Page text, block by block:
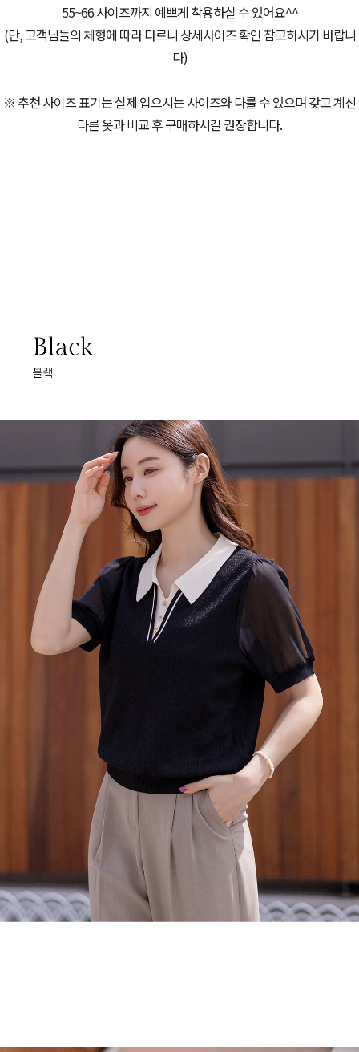
55~66 사이즈까지 예쁘게 착용하실 수 있어요^^
(단, 고객님들의 체형에 따라 다르니 상세사이즈 확인 참고하시기 바랍니
다)
※ 추천 사이즈 표기는 실제 입으시는 사이즈와 다를 수 있으며 갖고 계신
다른 옷과 비교 후 구매하시길 권장합니다.